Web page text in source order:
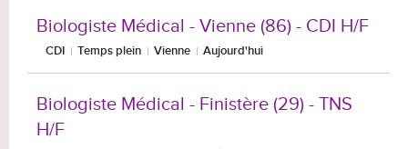
Biologiste Médical - Vienne (86) - CDI H/F
CDI Temps plein Vienne Aujourd'hui
Biologiste Médical - Finistère (29) - TNS
H/F